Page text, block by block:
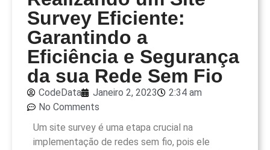
Survey Eficiente:
Garantindo a
Eficiência e Segurança
da sua Rede Sem Fio
CodeData Janeiro 2, 2023
2:34 am
No Comments
Um site survey é uma etapa crucial na
implementação de redes sem fio, pois ele